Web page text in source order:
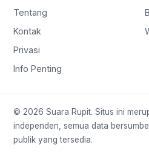
Tentang
Kontak
Privasi
Info Penting
© 2026 Suara Rupit. Situs ini
independen, semua data
publik yang tersedia.